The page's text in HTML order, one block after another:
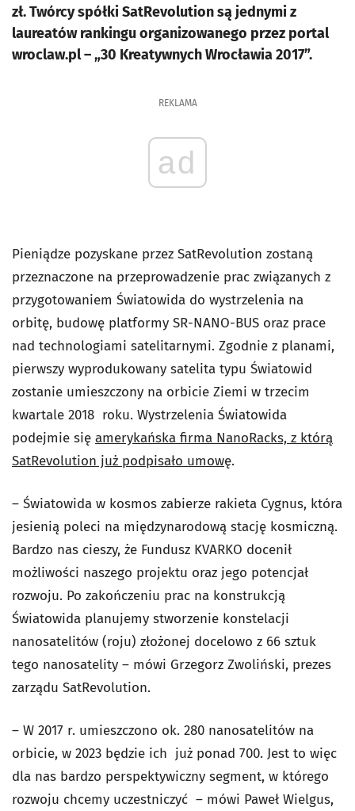
zł. Twórcy spółki SatRevolution są jednymi z
laureatów rankingu organizowanego przez portal
wroclaw.pl – „30 Kreatywnych Wrocławia 2017”.
REKLAMA
ad
Pieniądze pozyskane przez SatRevolution zostaną
przeznaczone na przeprowadzenie prac związanych z
przygotowaniem Światowida do wystrzelenia na
orbitę, budowę platformy SR-NANO-BUS oraz prace
nad technologiami satelitarnymi. Zgodnie z planami,
pierwszy wyprodukowany satelita typu Światowid
zostanie umieszczony na orbicie Ziemi w trzecim
kwartale 2018 roku. Wystrzelenia Światowida
podejmie się amerykańska firma NanoRacks, z którą
SatRevolution już podpisało umowę.
– Światowida w kosmos zabierze rakieta Cygnus, która
jesienią poleci na międzynarodową stację kosmiczną.
Bardzo nas cieszy, że Fundusz KVARKO docenił
możliwości naszego projektu oraz jego potencjał
rozwoju. Po zakończeniu prac na konstrukcją
Światowida planujemy stworzenie konstelacji
nanosatelitów (roju) złożonej docelowo z 66 sztuk
tego nanosatelity – mówi Grzegorz Zwoliński, prezes
zarządu SatRevolution.
– W 2017 r. umieszczono ok. 280 nanosatelitów na
orbicie, w 2023 będzie ich już ponad 700. Jest to więc
dla nas bardzo perspektywiczny segment, w którego
rozwoju chcemy uczestniczyć – mówi Paweł Wielgus,